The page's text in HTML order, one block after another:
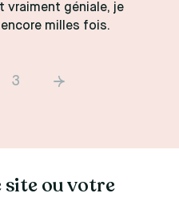
vraiment géniale, je
milles fois.
3
site ou votre